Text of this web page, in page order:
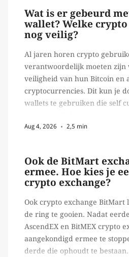
Wat is er gebeurd
wallet? Welke
nog veilig?
Al jaren horen crypto
verantwoordelijk moeten zijn
veiligheid van hun Bitcoin en
cryptocurrencies. Dit kun je
wallets te gebruiken die self
Ledger of Trezor
Aug 4, 2026 2,5 min
Ook de BitMart
ermee. Hoe kies je
crypto exchange?
Ook crypto exchange BitMart
de ring te gooien. Nadat
AscendEX en BitMEX crypto
aangekondigd ermee te
derde die ophoudt te